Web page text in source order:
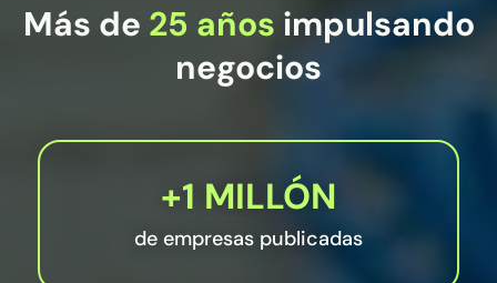
Más de 25 años impulsando
negocios
+1 MILLÓN
de empresas publicadas